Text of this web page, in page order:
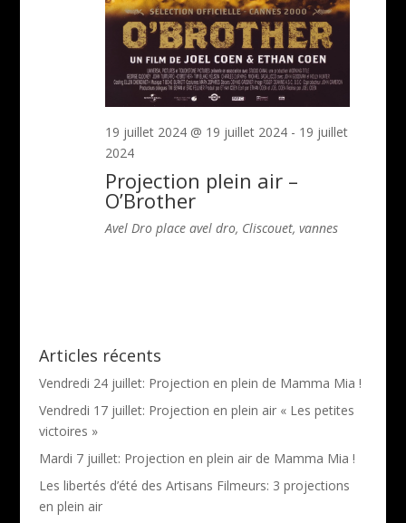
19 juillet 2024 @ 19 juillet 2024 - 19 juillet
2024
Projection plein air –
O’Brother
Avel Droplace avel dro, Cliscouet, vannes
Articles récents
Vendredi 24 juillet: Projection en plein de Mamma Mia !
Vendredi 17 juillet: Projection en plein air « Les petites
victoires »
Mardi 7 juillet: Projection en plein air de Mamma Mia !
Les libertés d’été des Artisans Filmeurs: 3 projections
en plein air